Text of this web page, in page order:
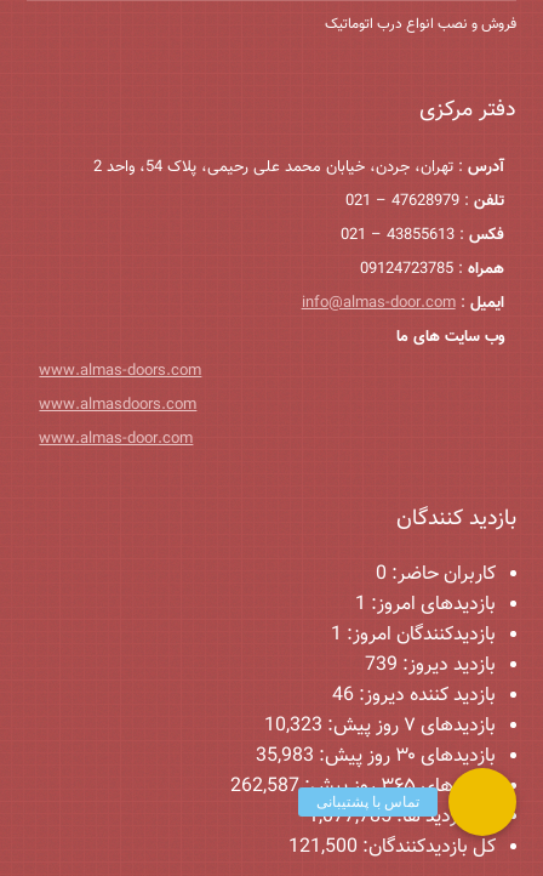
فروش و نصب انواع درب اتوماتیک
دفتر مرکزی
آدرس : تهران، جردن، خیابان محمد علی رحیمی، پلاک 54، واحد 2
تلفن : 47628979 – 021
فکس : 43855613 – 021
همراه : 09124723785
ایمیل :
info@almas-door.com
وب سایت های ما
www.almas-doors.com
www.almasdoors.com
www.almas-door.com
بازدید کنندگان
کاربران حاضر: 0
بازدیدهای امروز: 1
بازدیدکنندگان امروز: 1
بازدید دیروز: 739
بازدید کننده دیروز:46
بازدیدهای ۷ روز پیش:
10,323
بازدیدهای ۳۰ روز پیش:
35,983
بازدیدهای ۳۶۵ روز پیش:
262,587
کل بازدید ها:1,077,785
کل بازدیدکنند‌گان: 121,500